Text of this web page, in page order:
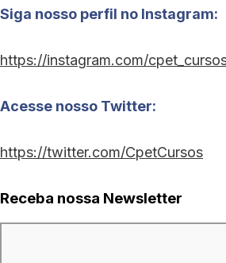
Siga nosso perfil no Instagram:
https://instagram.com/
Acesse nosso Twitter:
https://twitter.com/CpetCursos
Receba nossa Newsletter